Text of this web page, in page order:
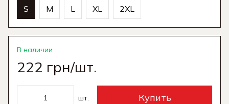
S M L XL 2XL
В наличии
222 грн/шт.
шт. Купить